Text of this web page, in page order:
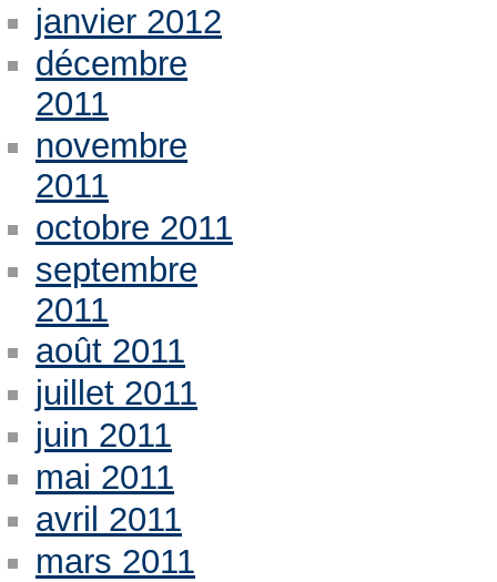
janvier 2012
décembre
2011
novembre
2011
octobre 2011
septembre
2011
août 2011
juillet 2011
juin 2011
mai 2011
avril 2011
mars 2011